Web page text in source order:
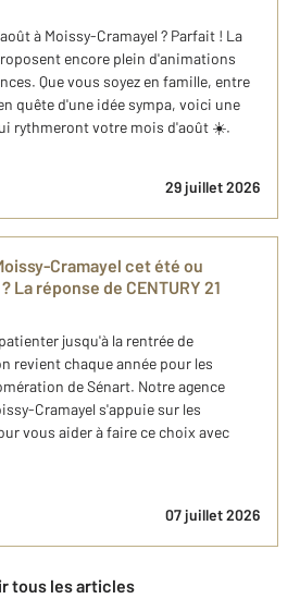
à Moissy-Cramayel ? Parfait ! La
encore plein d'animations
Que vous soyez en famille, entre
quête d'une idée sympa, voici une
rythmeront votre mois d'août ☀️.
29 juillet 2026
Cramayel cet été ou
réponse de CENTURY 21
jusqu'à la rentrée de
revient chaque année pour les
de Sénart. Notre agence
Cramayel s'appuie sur les
vous aider à faire ce choix avec
07 juillet 2026
tous les articles